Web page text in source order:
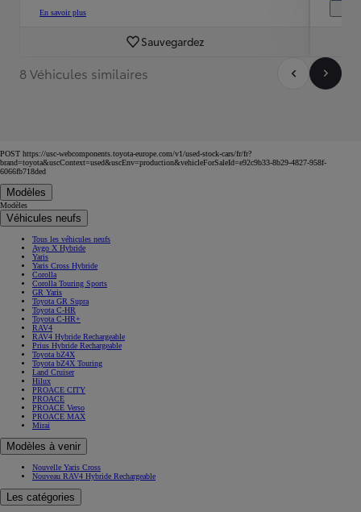
En savoir plus
Sauvegardez
8 Véhicules similaires
POST https://usc-webcomponents.toyota-europe.com/v1/used-stock-cars/fr/fr?
brand=toyota&uscContext=used&uscEnv=production&vehicleForSaleId=e92c9b33-8b29-4827-958f-
6066fb718ded
Modèles
Modèles
Véhicules neufs
Tous les véhicules neufs
Aygo X Hybride
Yaris
Yaris Cross Hybride
Corolla
Corolla Touring Sports
GR Yaris
Toyota GR Supra
Toyota C-HR
Toyota C-HR+
RAV4
RAV4 Hybride Rechargeable
Prius Hybride Rechargeable
Toyota bZ4X
Toyota bZ4X Touring
Land Cruiser
Hilux
PROACE CITY
PROACE
PROACE Verso
PROACE MAX
Mirai
Modèles à venir
Nouvelle Yaris Cross
Nouveau RAV4 Hybride Rechargeable
Les catégories